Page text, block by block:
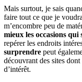
Mais surtout, je sais
faire tout ce que je
m’encombre peu de
mieux les occasions qui
repérer les endroits
surprendre peut
découvrant des sites
d’intérêt.